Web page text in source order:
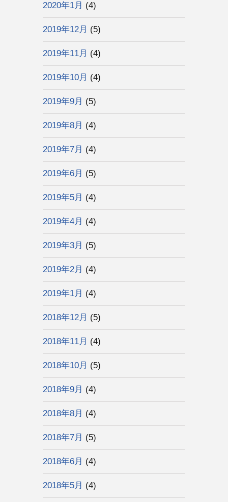
2020年1月 (4)
2019年12月 (5)
2019年11月 (4)
2019年10月 (4)
2019年9月 (5)
2019年8月 (4)
2019年7月 (4)
2019年6月 (5)
2019年5月 (4)
2019年4月 (4)
2019年3月 (5)
2019年2月 (4)
2019年1月 (4)
2018年12月 (5)
2018年11月 (4)
2018年10月 (5)
2018年9月 (4)
2018年8月 (4)
2018年7月 (5)
2018年6月 (4)
2018年5月 (4)